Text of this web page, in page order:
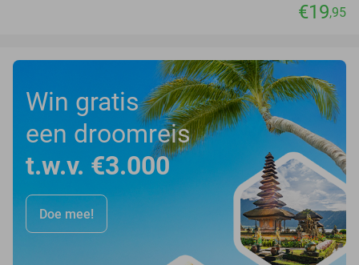
€19,95
Win gratis
een droomreis
t.w.v. €3.000
Doe mee!